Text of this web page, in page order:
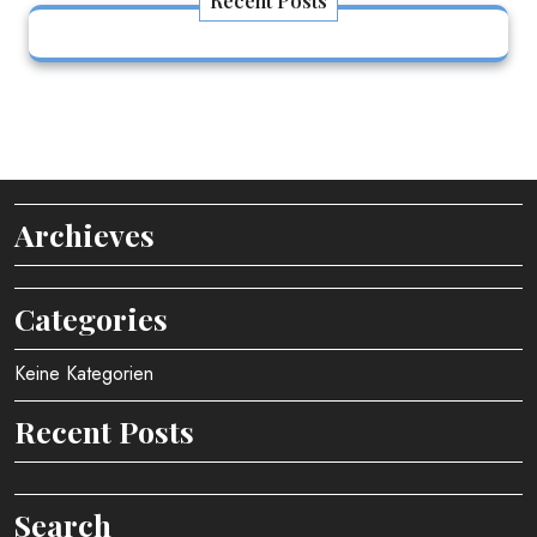
Archieves
Categories
Keine Kategorien
Recent Posts
Search